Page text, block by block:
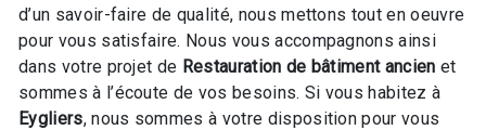
d’un savoir-faire de qualité, nous mettons tout en oeuvre
pour vous satisfaire. Nous vous accompagnons ainsi
dans votre projet de Restauration de bâtiment ancien et
sommes à l’écoute de vos besoins. Si vous habitez à
Eygliers, nous sommes à votre disposition pour vous